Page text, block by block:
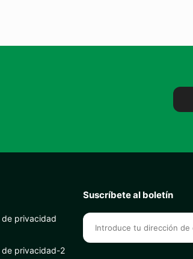
de privacidad
de privacidad-2
Suscríbete al boletín